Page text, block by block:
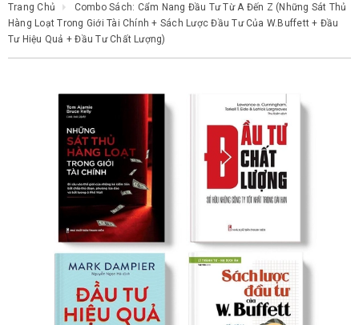
Trang Chủ
Combo Sách: Cẩm Nang Đầu Tư Từ A Đến Z (Những Sát Thủ
Hàng Loạt Trong Giới Tài Chính + Sách Lược Đầu Tư Của W.Buffett + Đầu
Tư Hiệu Quả + Đầu Tư Chất Lượng)